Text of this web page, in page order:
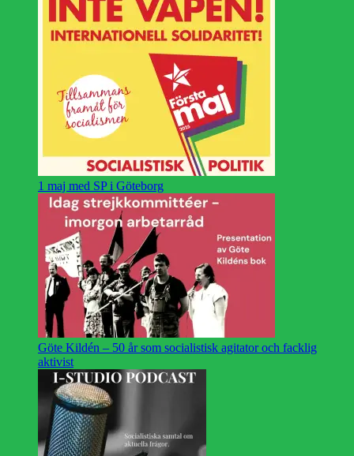
1 maj med SP i Göteborg
Göte Kildén – 50 år som socialistisk agitator och facklig
aktivist